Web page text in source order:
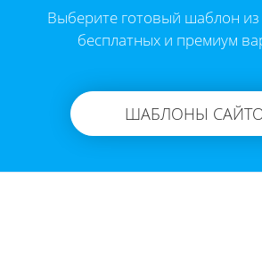
Выберите готовый шаблон
бесплатных и премиум
ШАБЛОНЫ